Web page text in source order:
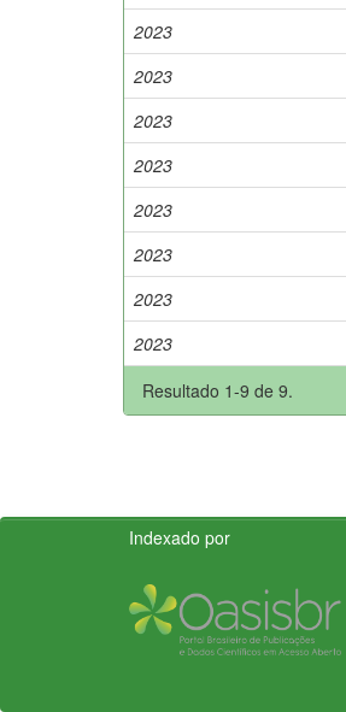
2023
2023
2023
2023
2023
2023
2023
2023
Resultado 1-9 de 9.
Indexado por